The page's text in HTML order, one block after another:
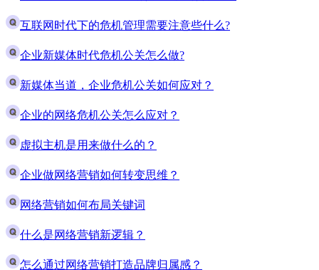
互联网时代下的危机管理需要注意些什么?
企业新媒体时代危机公关怎么做?
新媒体当道，企业危机公关如何应对？
企业的网络危机公关怎么应对？
虚拟主机是用来做什么的？
企业做网络营销如何转变思维？
网络营销如何布局关键词
什么是网络营销新逻辑？
怎么通过网络营销打造品牌归属感？